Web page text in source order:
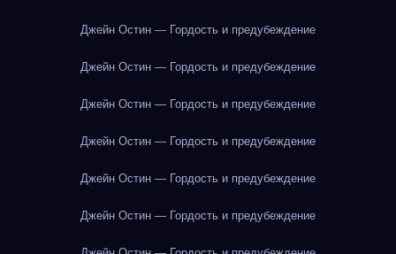
Джейн Остин — Гордость и предубеждение
Джейн Остин — Гордость и предубеждение
Джейн Остин — Гордость и предубеждение
Джейн Остин — Гордость и предубеждение
Джейн Остин — Гордость и предубеждение
Джейн Остин — Гордость и предубеждение